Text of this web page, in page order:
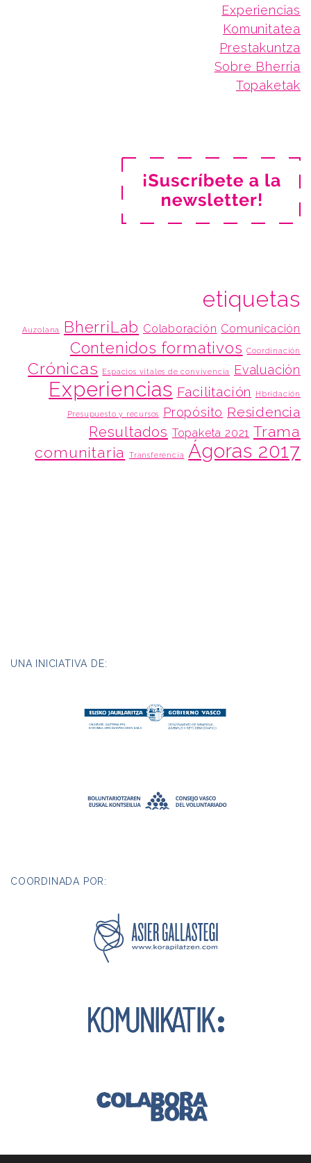
Experiencias
Komunitatea
Prestakuntza
Sobre Bherria
Topaketak
etiquetas
Auzolana BherriLab Colaboración Comunicación
Contenidos formativos Coordinación
Crónicas Espacios vitales de convivencia Evaluación
Experiencias Facilitación Hbridación
Presupuesto y recursos Propósito Residencia
Resultados Topaketa 2021 Trama
comunitaria
Transferencia Ágoras 2017
UNA INICIATIVA DE:
COORDINADA POR: